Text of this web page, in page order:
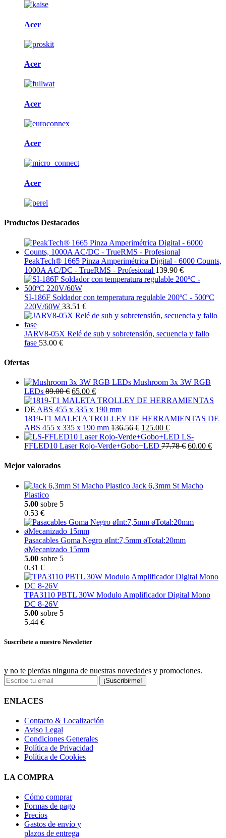
Acer
Acer
Acer
Acer
Acer
Productos Destacados
PeakTech® 1665 Pinza Amperimétrica Digital - 6000 Counts,
1000A AC/DC - TrueRMS - Profesional 139.90 €
SI-186F Soldador con temperatura regulable 200ºC - 500ºC
220V/60W 33.51 €
JARV8-05X Relé de sub y sobretensión, secuencia y fallo
fase 53.00 €
Ofertas
Mushroom 3x 3W RGB
LEDs 89.00 € 65.00 €
1819-T1 MALETA TROLLEY DE HERRAMIENTAS DE
ABS 455 x 335 x 190 mm 136.56 € 125.00 €
LS-
FFLED10 Laser Rojo-Verde+Gobo+LED 77.78 € 60.00 €
Mejor valorados
Jack 6,3mm St Macho
Plastico
5.00 sobre 5
0.53 €
Pasacables Goma Negro øInt:7,5mm øTotal:20mm
øMecanizado 15mm
5.00 sobre 5
0.31 €
TPA3110 PBTL 30W Modulo Amplificador Digital Mono
DC 8-26V
5.00 sobre 5
5.44 €
Suscríbete a nuestro Newsletter
y no te pierdas ninguna de nuestras novedades y promociones.
¡Suscribirme!
ENLACES
Contacto & Localización
Aviso Legal
Condiciones Generales
Política de Privacidad
Política de Cookies
LA COMPRA
Cómo comprar
Formas de pago
Precios
Gastos de envío y
plazos de entrega